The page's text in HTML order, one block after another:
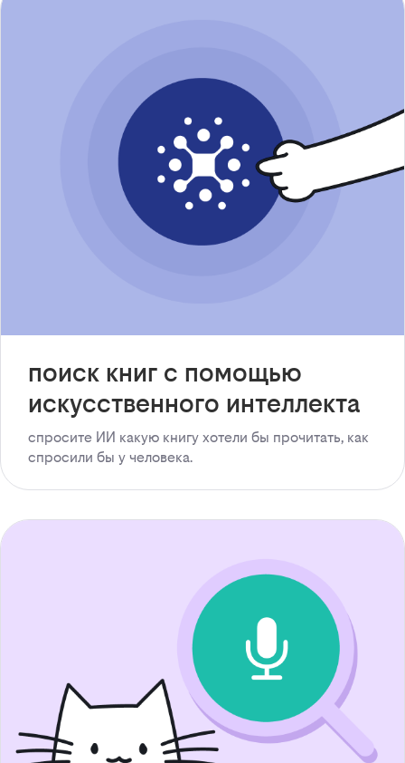
поиск книг с помощью
искусственного интеллекта
спросите ИИ какую книгу хотели бы прочитать, как
спросили бы у человека.